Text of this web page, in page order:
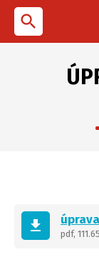
search
get_app pdf,